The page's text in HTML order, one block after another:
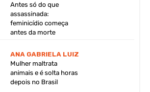
Antes só do que
assassinada:
feminicídio começa
antes da morte
ANA GABRIELA LUIZ
Mulher maltrata
animais e é solta horas
depois no Brasil